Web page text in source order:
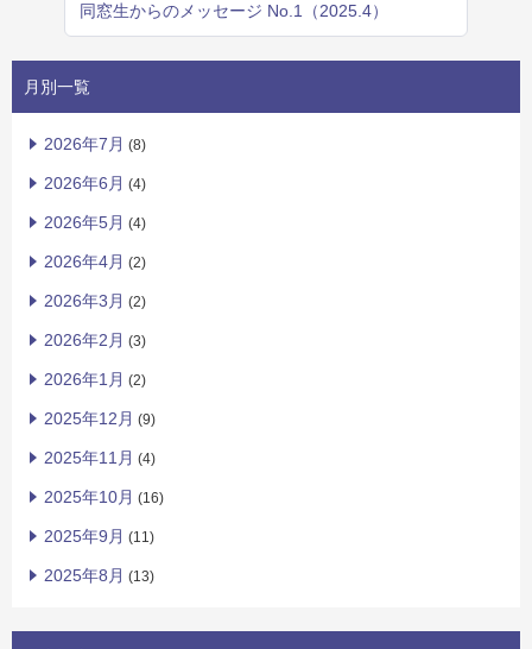
同窓生からのメッセージ No.1（2025.4）
月別一覧
2026年7月 (8)
2026年6月 (4)
2026年5月 (4)
2026年4月 (2)
2026年3月 (2)
2026年2月 (3)
2026年1月 (2)
2025年12月 (9)
2025年11月 (4)
2025年10月 (16)
2025年9月 (11)
2025年8月 (13)